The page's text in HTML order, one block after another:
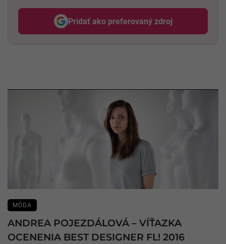
Pridať ako preferovaný zdroj
Odzadu, odkaz sa otvorí v
MÓDA
ANDREA POJEZDÁLOVÁ – VÍŤAZKA
OCENENIA BEST DESIGNER FL! 2016